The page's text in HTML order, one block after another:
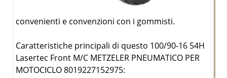
convenienti e convenzioni con i gommisti.
Caratteristiche principali di questo 100/90-16 54H
Lasertec Front M/C METZELER PNEUMATICO PER
MOTOCICLO 8019227152975: